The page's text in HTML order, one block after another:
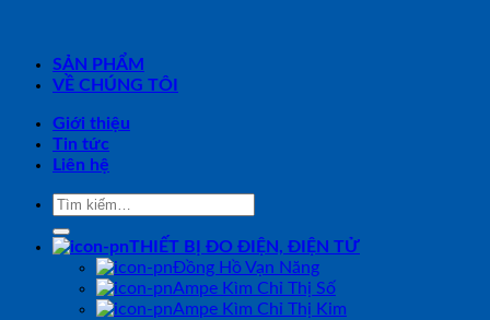
SẢN PHẨM
VỀ CHÚNG TÔI
Giới thiệu
Tin tức
Liên hệ
Tìm
THIẾT BỊ ĐO ĐIỆN, ĐIỆN TỬ
Đồng Hồ Vạn Năng
Ampe Kìm Chỉ Thị Số
Ampe Kìm Chỉ Thị Kim